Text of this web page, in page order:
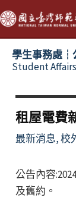
跳
至
主
學生事務處┆
Student
租屋電費
最新消息,校
公告內容
及舊約。